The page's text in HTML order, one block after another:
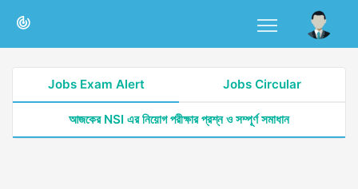
Jobs Exam Alert Jobs Circular
আজকের NSI এর নিয়োগ পরীক্ষার প্রশ্ন ও সম্পূর্ণ সমাধান